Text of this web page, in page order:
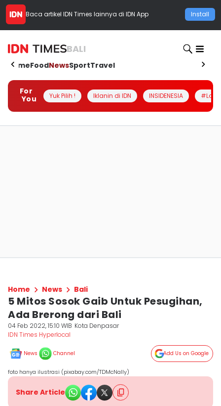
Baca artikel IDN Times lainnya di IDN App Install
BALI
HomeFoodNewsSportTravel
For
You
Yuk Pilih ! Iklanin di IDN INSIDENESIA
Home News Bali
5 Mitos Sosok Gaib Untuk Pesugihan,
Ada Brerong dari Bali
04 Feb 2022, 15:10 WIB Kota Denpasar
IDN Times Hyperlocal
News Channel Add Us on Google
foto hanya ilustrasi (pixabay.com/TDMcNally)
Share Article